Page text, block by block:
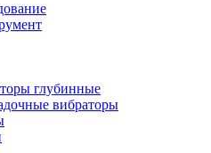
глубинные
вибраторы